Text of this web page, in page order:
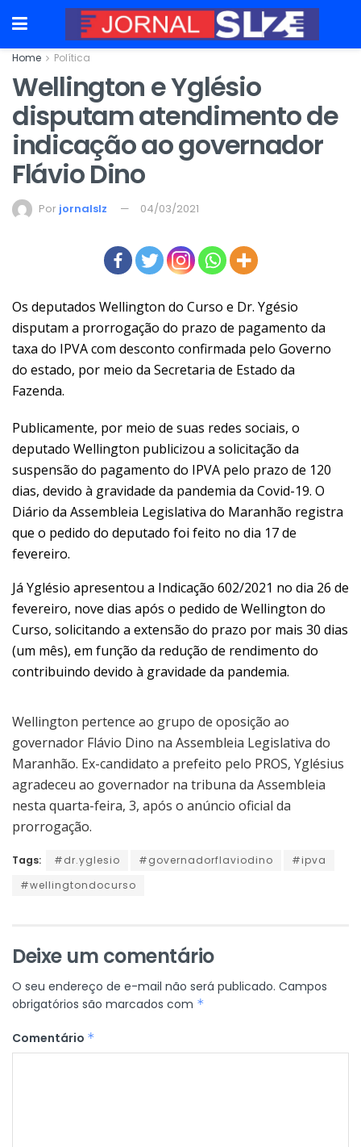
Home Política
Wellington e Yglésio
disputam atendimento de
indicação ao governador
Flávio Dino
Por jornalslz 04/03/2021
Os deputados Wellington do Curso e Dr. Ygésio
disputam a prorrogação do prazo de pagamento da
taxa do IPVA com desconto confirmada pelo Governo
do estado, por meio da Secretaria de Estado da
Fazenda.
Publicamente, por meio de suas redes sociais, o
deputado Wellington publicizou a solicitação da
suspensão do pagamento do IPVA pelo prazo de 120
dias, devido à gravidade da pandemia da Covid-19. O
Diário da Assembleia Legislativa do Maranhão registra
que o pedido do deputado foi feito no dia 17 de
fevereiro.
Já Yglésio apresentou a Indicação 602/2021 no dia 26 de
fevereiro, nove dias após o pedido de Wellington do
Curso, solicitando a extensão do prazo por mais 30 dias
(um mês), em função da redução de rendimento do
contribuindo devido à gravidade da pandemia.
Wellington pertence ao grupo de oposição ao
governador Flávio Dino na Assembleia Legislativa do
Maranhão. Ex-candidato a prefeito pelo PROS, Yglésius
agradeceu ao governador na tribuna da Assembleia
nesta quarta-feira, 3, após o anúncio oficial da
prorrogação.
Tags: #dr.yglesio #governadorflaviodino
#ipva
#wellingtondocurso
Deixe um comentário
O seu endereço de e-mail não será publicado. Campos
obrigatórios são marcados com *
Comentário *